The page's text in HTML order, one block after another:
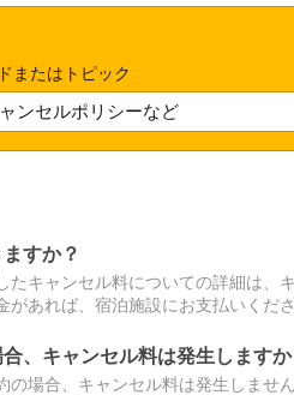
またはトピック
すか？
たキャンセル料についての詳細は、
あれば、宿泊施設にお支払いくださ
、キャンセル料は発生しますか
の場合、キャンセル料は発生しませ